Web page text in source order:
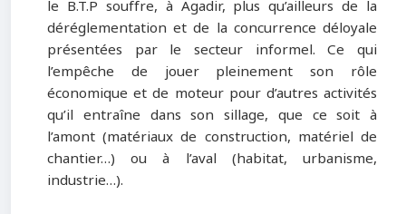
le B.T.P souffre, à Agadir, plus qu’ailleurs de la
déréglementation et de la concurrence déloyale
présentées par le secteur informel. Ce qui
l’empêche de jouer pleinement son rôle
économique et de moteur pour d’autres activités
qu’il entraîne dans son sillage, que ce soit à
l’amont (matériaux de construction, matériel de
chantier…) ou à l’aval (habitat, urbanisme,
industrie…).